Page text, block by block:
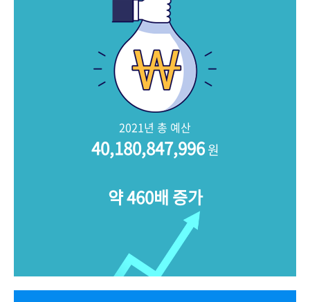
2021년 총 예산
40,180,847,996원
약 460배 증가